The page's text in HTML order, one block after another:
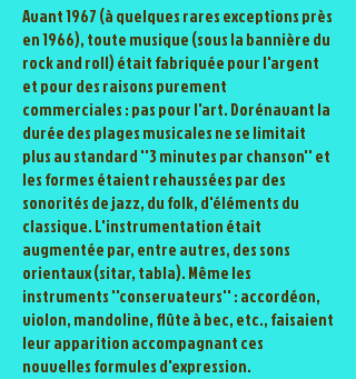
Avant 1967 (à quelques rares exceptions près
en 1966), toute musique (sous la bannière du
rock and roll) était fabriquée pour l'argent
et pour des raisons purement
commerciales : pas pour l'art. Dorénavant la
durée des plages musicales ne se limitait
plus au standard ''3 minutes par chanson'' et
les formes étaient rehaussées par des
sonorités de jazz, du folk, d'éléments du
classique. L'instrumentation était
augmentée par, entre autres, des sons
orientaux (sitar, tabla). Même les
instruments ''conservateurs'' : accordéon,
violon, mandoline, flûte à bec, etc., faisaient
leur apparition accompagnant ces
nouvelles formules d'expression.